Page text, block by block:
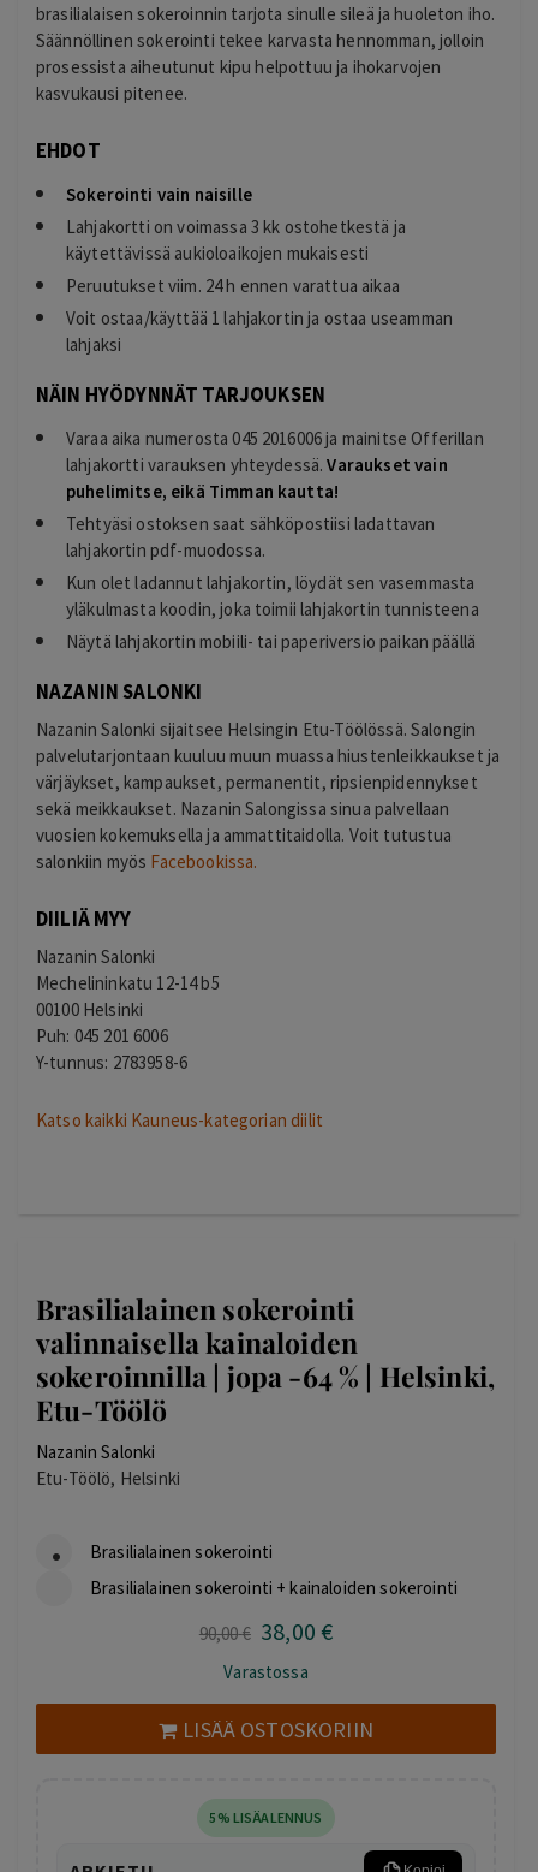
brasilialaisen sokeroinnin tarjota sinulle sileä ja huoleton iho.
Säännöllinen sokerointi tekee karvasta hennomman, jolloin
prosessista aiheutunut kipu helpottuu ja ihokarvojen
kasvukausi pitenee.
EHDOT
Sokerointi vain naisille
Lahjakortti on voimassa 3 kk ostohetkestä ja
käytettävissä aukioloaikojen mukaisesti
Peruutukset viim. 24 h ennen varattua aikaa
Voit ostaa/käyttää 1 lahjakortin ja ostaa useamman
lahjaksi
NÄIN HYÖDYNNÄT TARJOUKSEN
Varaa aika numerosta 045 2016006 ja mainitse Offerillan
lahjakortti varauksen yhteydessä.Varaukset vain
puhelimitse, eikä Timman kautta!
Tehtyäsi ostoksen saat sähköpostiisi ladattavan
lahjakortin pdf-muodossa.
Kun olet ladannut lahjakortin, löydät sen vasemmasta
yläkulmasta koodin, joka toimii lahjakortin tunnisteena
Näytä lahjakortin mobiili- tai paperiversio paikan päällä
NAZANIN SALONKI
Nazanin Salonki sijaitsee Helsingin Etu-Töölössä. Salongin
palvelutarjontaan kuuluu muun muassa hiustenleikkaukset ja
värjäykset, kampaukset, permanentit, ripsienpidennykset
sekä meikkaukset. Nazanin Salongissa sinua palvellaan
vuosien kokemuksella ja ammattitaidolla. Voit tutustua
salonkiin myös Facebookissa.
DIILIÄ MYY
Nazanin Salonki
Mechelininkatu 12-14 b5
00100 Helsinki
Puh: 045 201 6006
Y-tunnus: 2783958-6
Katso kaikki Kauneus-kategorian diilit
Brasilialainen sokerointi
valinnaisella kainaloiden
sokeroinnilla | jopa -64 % | Helsinki,
Etu-Töölö
Nazanin Salonki
Etu-Töölö, Helsinki
Brasilialainen sokerointi
Brasilialainen sokerointi + kainaloiden sokerointi
90,00€ Alkuperäinen
oli:
90,00 €.
38,00 €Nykyinen
38,00 €.
Varastossa
LISÄÄ OSTOSKORIIN
5% LISÄALENNUS